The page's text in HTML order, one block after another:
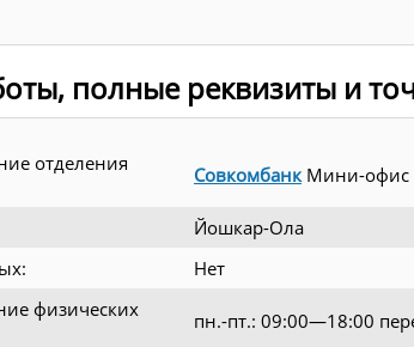
полные реквизиты и
отделения
СовкомбанкМини-офис
Йошкар-Ола
Нет
физических
пн.-пт.: 09:00—18:00